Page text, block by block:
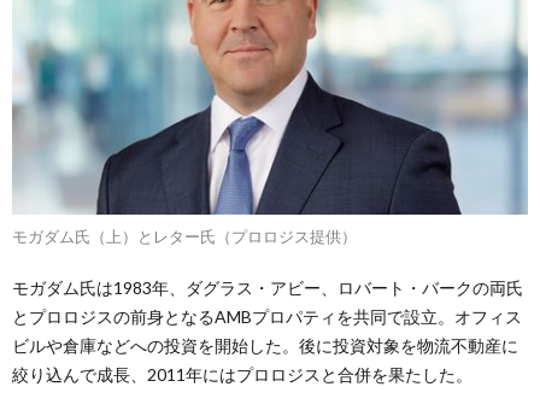
モガダム氏（上）とレター氏（プロロジス提供）
モガダム氏は1983年、ダグラス・アビー、ロバート・バークの両氏
とプロロジスの前身となるAMBプロパティを共同で設立。オフィス
ビルや倉庫などへの投資を開始した。後に投資対象を物流不動産に
絞り込んで成長、2011年にはプロロジスと合併を果たした。